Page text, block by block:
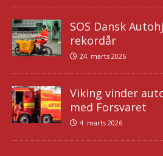
SOS Dansk
rekordår
24. marts 2026
Viking vinder
med Forsvaret
4. marts 2026